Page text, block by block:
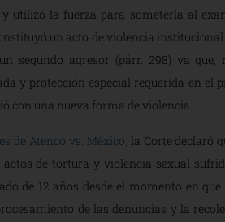
utilizó la fuerza para someterla al
un acto de violencia institucional
segundo agresor (párr. 298) ya
y protección especial requerida en el
con una nueva forma de violencia.
de Atenco vs. México la Corte declaró
de tortura y violencia sexual
de 12 años desde el momento en
de las denuncias y la